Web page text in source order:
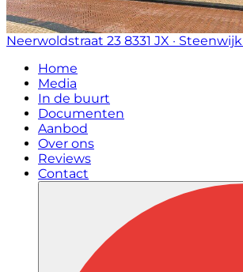
Neerwoldstraat 23 8331 JX · Steenwijk
Home
Media
In de buurt
Documenten
Aanbod
Over ons
Reviews
Contact